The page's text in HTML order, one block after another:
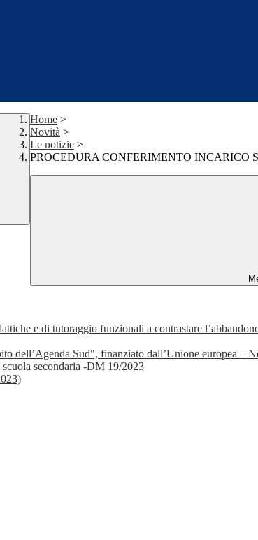
Home >
Novità >
Le notizie >
PROCEDURA CONFERIMENTO INCARICO
e di tutoraggio funzionali a contrastare
dell’Agenda Sud", finanziato dall’Unione europea –
secondaria -DM 19/2023